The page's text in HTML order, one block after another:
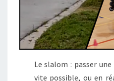
Le slalom : passer
vite possible, ou en